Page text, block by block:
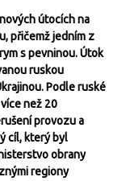
útocích na
přičemž jedním z
s pevninou. Útok
ruskou
Podle ruské
než 20
provozu a
cíl, který byl
obrany
regiony